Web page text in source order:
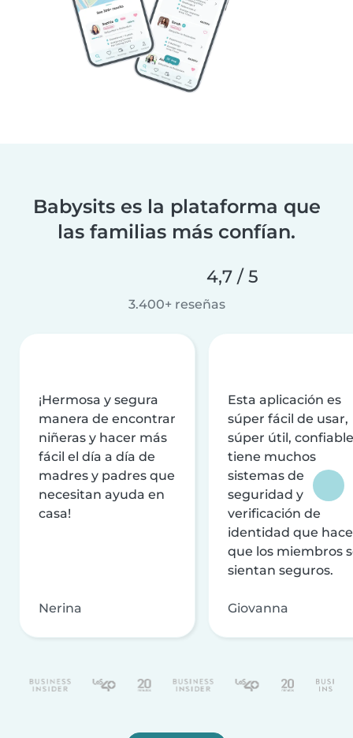
Babysits es la plataforma que
las familias más confían.
4,7 / 5
3.400+ reseñas
¡Hermosa y segura
manera de encontrar
niñeras y hacer más
fácil el día a día de
madres y padres que
necesitan ayuda en
casa!
Nerina
Esta aplicación es
súper fácil de usar,
súper útil,
tiene muchos
sistemas de
seguridad y
verificación de
identidad que
que los miembros
sientan seguros.
Giovanna